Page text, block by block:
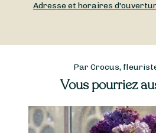
Adresse et horaires
Par Crocus,
Vous pourriez